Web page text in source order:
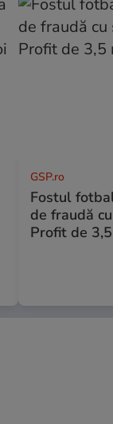
GSP.ro
Fostul
de fraudă
Profit de